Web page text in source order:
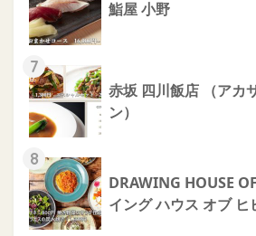
鮨屋 小野
7
赤坂 四川飯店 （アカ
ン）
8
DRAWING HOUSE
イング ハウス オブ ヒ